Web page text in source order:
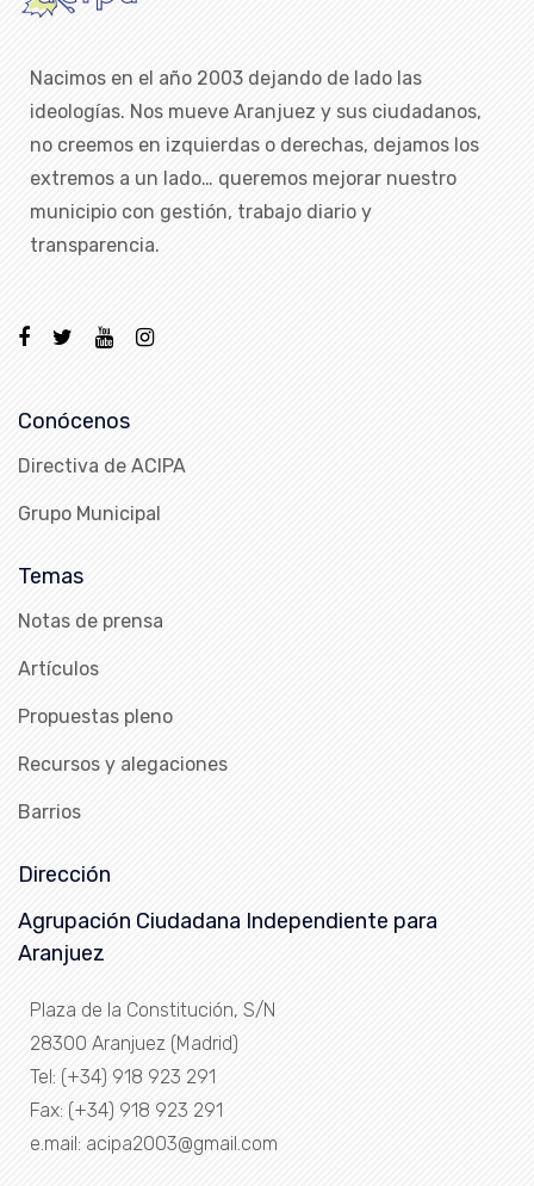
Nacimos en el año 2003 dejando de lado las
ideologías. Nos mueve Aranjuez y sus ciudadanos,
no creemos en izquierdas o derechas, dejamos los
extremos a un lado… queremos mejorar nuestro
municipio con gestión, trabajo diario y
transparencia.
Conócenos
Directiva de ACIPA
Grupo Municipal
Temas
Notas de prensa
Artículos
Propuestas pleno
Recursos y alegaciones
Barrios
Dirección
Agrupación Ciudadana Independiente para
Aranjuez
Plaza de la Constitución, S/N
28300 Aranjuez (Madrid)
Tel: (+34) 918 923 291
Fax: (+34) 918 923 291
e.mail: acipa2003@gmail.com